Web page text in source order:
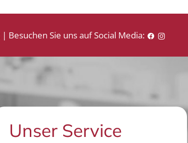
| Besuchen Sie uns auf Social Media:
Unser Service